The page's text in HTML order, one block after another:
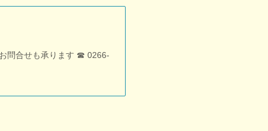
問合せも承ります ☎︎ 0266-